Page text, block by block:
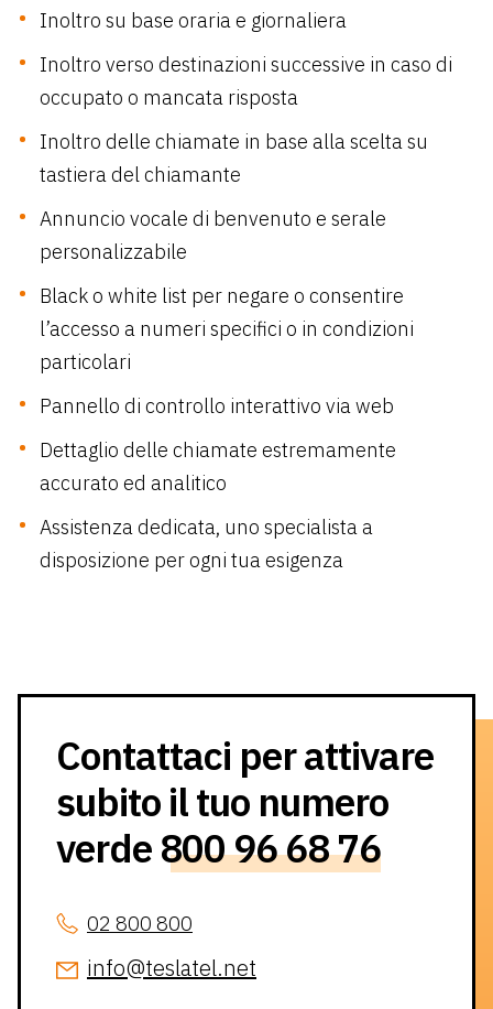
Inoltro su base oraria e giornaliera
Inoltro verso destinazioni successive in caso di
occupato o mancata risposta
Inoltro delle chiamate in base alla scelta su
tastiera del chiamante
Annuncio vocale di benvenuto e serale
personalizzabile
Black o white list per negare o consentire
l’accesso a numeri specifici o in condizioni
particolari
Pannello di controllo interattivo via web
Dettaglio delle chiamate estremamente
accurato ed analitico
Assistenza dedicata, uno specialista a
disposizione per ogni tua esigenza
Contattaci per attivare
subito il tuo numero
verde800 96 68 76
02 800 800
info@teslatel.net